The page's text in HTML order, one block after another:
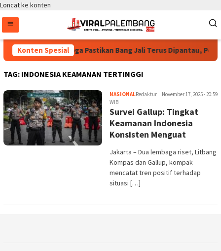
Loncat ke konten
Konten Spesial
Bintang Puspayoga Pastikan Bang Jali Terus Dipantau,
TAG: INDONESIA KEAMANAN TERTINGGI
NASIONALRedaktur
November 17, 2025 - 20:59
WIB
Survei Gallup: Tingkat
Keamanan Indonesia
Konsisten Menguat
Jakarta – Dua lembaga riset, Litbang
Kompas dan Gallup, kompak
mencatat tren positif terhadap
situasi […]